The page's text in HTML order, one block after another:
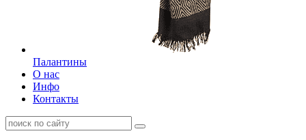
Палантины
О нас
Инфо
Контакты